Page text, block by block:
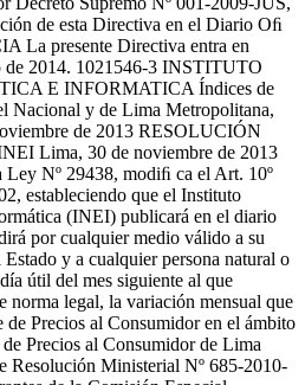
de esta Directiva en el Diario Oﬁ
La presente Directiva entra en
de 2014. 1021546-3 INSTITUTO
E INFORMATICA Índices de
Nacional y de Lima Metropolitana,
de 2013 RESOLUCIÓN
Lima, 30 de noviembre de 2013
Nº 29438, modiﬁ ca el Art. 10º
estableciendo que el Instituto
(INEI) publicará en el diario
por cualquier medio válido a su
y a cualquier persona natural o
útil del mes siguiente al que
norma legal, la variación mensual que
Precios al Consumidor en el ámbito
Precios al Consumidor de Lima
Resolución Ministerial Nº 685-2010-